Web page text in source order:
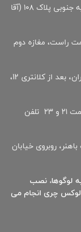
: خیابان جی خیابان مهدیه جنوبی پلاک ۱۰۸ (آقا
پاشازاده ۴، سمت راست، مغازه دوم
: بلوار چمران، بعد از پارک چمران، بعد از کلانتری 12،
: بلوار رحمت شرقی، بین رحمت ۲۱ و ۲۳ تلفن
روبروی خیابان
لوگوها، نصب
چری انجام می